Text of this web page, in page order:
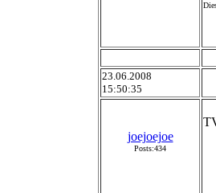
23.06.2008
15:50:35
joejoejoe
Posts:434